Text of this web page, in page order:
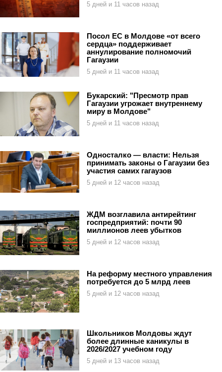
5 дней и 11 часов назад
Посол ЕС в Молдове «от всего
сердца» поддерживает
аннулирование полномочий
Гагаузии
5 дней и 11 часов назад
Букарский: "Пресмотр прав
Гагаузии угрожает внутреннему
миру в Молдове"
5 дней и 11 часов назад
Односталко — власти: Нельзя
принимать законы о Гагаузии без
участия самих гагаузов
5 дней и 12 часов назад
ЖДМ возглавила антирейтинг
госпредприятий: почти 90
миллионов леев убытков
5 дней и 12 часов назад
На реформу местного управления
потребуется до 5 млрд леев
5 дней и 12 часов назад
Школьников Молдовы ждут
более длинные каникулы в
2026/2027 учебном году
5 дней и 13 часов назад